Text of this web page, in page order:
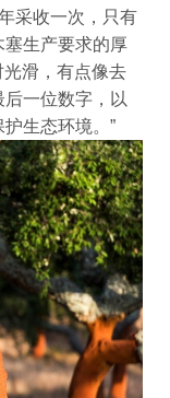
采收一次，只有
生产要求的厚
光滑，有点像去
一位数字，以
生态环境。”